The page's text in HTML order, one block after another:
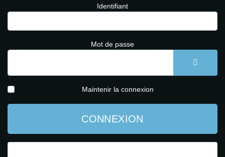
Identifiant
Mot de passe
Maintenir la connexion
CONNEXION